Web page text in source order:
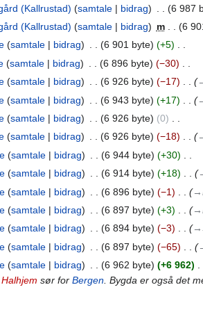
(Kallrustad) samtale bidrag 6 987
(Kallrustad) samtale bidrag m 6
samtale bidrag 6 901 byte +5
samtale bidrag 6 896 byte −30
samtale bidrag 6 926 byte −17
samtale bidrag 6 943 byte +17
samtale bidrag 6 926 byte 0
samtale bidrag 6 926 byte −18
samtale bidrag 6 944 byte +30
samtale bidrag 6 914 byte +18
samtale bidrag 6 896 byte −1
samtale bidrag 6 897 byte +3
samtale bidrag 6 894 byte −3
samtale bidrag 6 897 byte −65
samtale bidrag 6 962 byte +6 962
Halhjem sør forBergen . Bygda er også det